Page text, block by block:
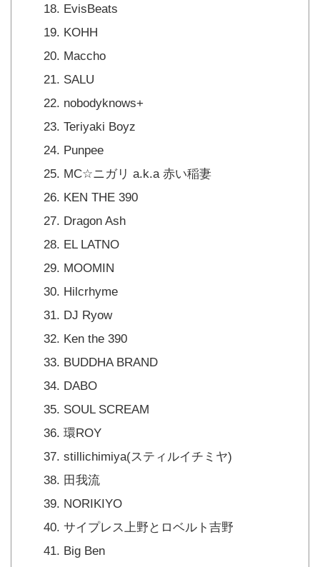
EvisBeats
KOHH
Maccho
SALU
nobodyknows+
Teriyaki Boyz
Punpee
MC☆ニガリ a.k.a 赤い稲妻
KEN THE 390
Dragon Ash
EL LATNO
MOOMIN
Hilcrhyme
DJ Ryow
Ken the 390
BUDDHA BRAND
DABO
SOUL SCREAM
環ROY
stillichimiya(スティルイチミヤ)
田我流
NORIKIYO
サイプレス上野とロベルト吉野
Big Ben